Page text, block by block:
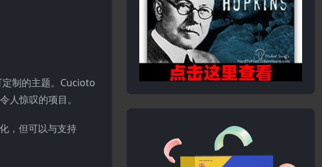
制的主题。Cucioto
惊叹的项目。
，但可以与支持